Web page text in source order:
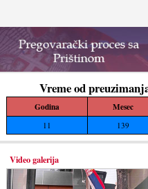
Vreme od
Godina Mesec
11 139
Video galerija